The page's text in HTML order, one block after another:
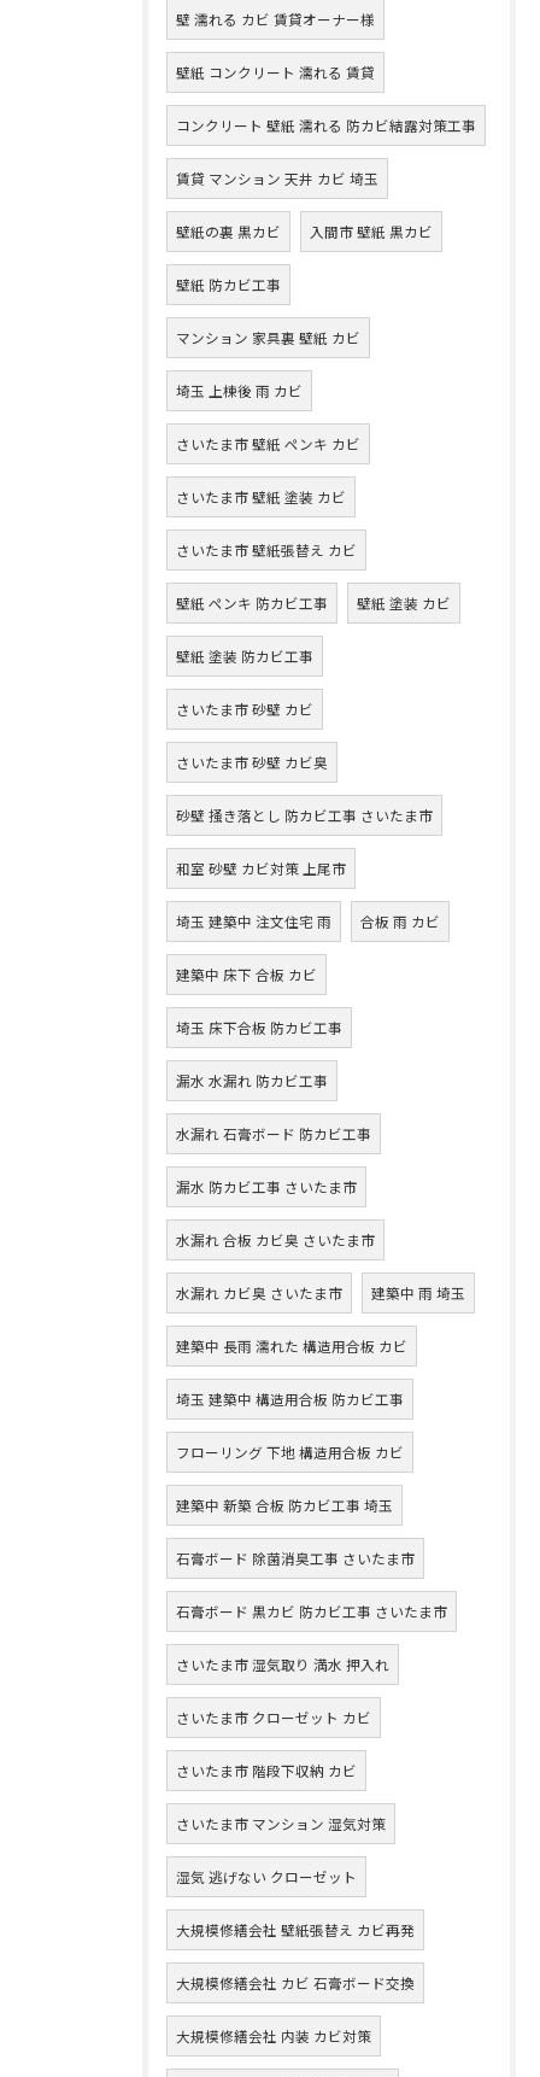
壁 濡れる カビ 賃貸オーナー様
壁紙 コンクリート 濡れる 賃貸
コンクリート 壁紙 濡れる 防カビ結露対策工事
賃貸 マンション 天井 カビ 埼玉
壁紙の裏 黒カビ 入間市 壁紙 黒カビ
壁紙 防カビ工事
マンション 家具裏 壁紙 カビ
埼玉 上棟後 雨 カビ
さいたま市 壁紙 ペンキ カビ
さいたま市 壁紙 塗装 カビ
さいたま市 壁紙張替え カビ
壁紙 ペンキ 防カビ工事 壁紙 塗装 カビ
壁紙 塗装 防カビ工事
さいたま市 砂壁 カビ
さいたま市 砂壁 カビ臭
砂壁 掻き落とし 防カビ工事 さいたま市
和室 砂壁 カビ対策 上尾市
埼玉 建築中 注文住宅 雨 合板 雨 カビ
建築中 床下 合板 カビ
埼玉 床下合板 防カビ工事
漏水 水漏れ 防カビ工事
水漏れ 石膏ボード 防カビ工事
漏水 防カビ工事 さいたま市
水漏れ 合板 カビ臭 さいたま市
水漏れ カビ臭 さいたま市 建築中 雨 埼玉
建築中 長雨 濡れた 構造用合板 カビ
埼玉 建築中 構造用合板 防カビ工事
フローリング 下地 構造用合板 カビ
建築中 新築 合板 防カビ工事 埼玉
石膏ボード 除菌消臭工事 さいたま市
石膏ボード 黒カビ 防カビ工事 さいたま市
さいたま市 湿気取り 満水 押入れ
さいたま市 クローゼット カビ
さいたま市 階段下収納 カビ
さいたま市 マンション 湿気対策
湿気 逃げない クローゼット
大規模修繕会社 壁紙張替え カビ再発
大規模修繕会社 カビ 石膏ボード交換
大規模修繕会社 内装 カビ対策